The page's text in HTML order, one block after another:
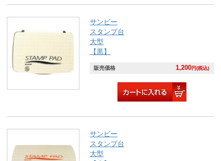
サンビー
スタンプ台
大型
【黒】
販売価格 1,200円(税込)
サンビー
スタンプ台
大型